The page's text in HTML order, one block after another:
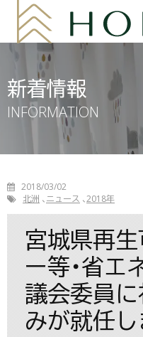
新着情報
INFORMATION
2018/03/02
北洲
ニュース 2018年
宮城県再
ー等・省エ
議会委員
みが就任